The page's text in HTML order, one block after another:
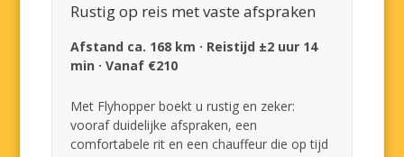
Rustig op reis met vaste afspraken
Afstand ca. 168 km · Reistijd ±2 uur 14
min · Vanaf €210
Met Flyhopper boekt u rustig en zeker:
vooraf duidelijke afspraken, een
comfortabele rit en een chauffeur die op tijd